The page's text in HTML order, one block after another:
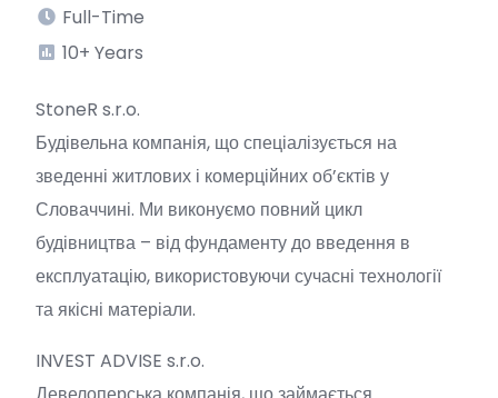
Full-Time
10+ Years
StoneR s.r.o.
Будівельна компанія, що спеціалізується на
зведенні житлових і комерційних об’єктів у
Словаччині. Ми виконуємо повний цикл
будівництва – від фундаменту до введення в
експлуатацію, використовуючи сучасні технології
та якісні матеріали.
INVEST ADVISE s.r.o.